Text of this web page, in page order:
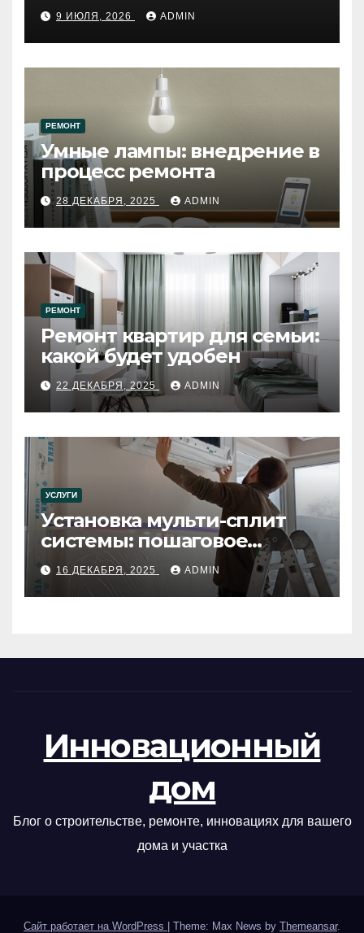
путеводитель по самому
западному городу России
9 ИЮЛЯ, 2026 ADMIN
РЕМОНТ
Умные лампы: внедрение в
процесс ремонта
28 ДЕКАБРЯ, 2025 ADMIN
РЕМОНТ
Ремонт квартир для семьи:
какой будет удобен
22 ДЕКАБРЯ, 2025 ADMIN
УСЛУГИ
Установка мульти-сплит
системы: пошаговое
руководство
16 ДЕКАБРЯ, 2025 ADMIN
Инновационный
дом
Блог о строительстве, ремонте, инновациях для вашего
дома и участка
Сайт работает на WordPress Theme: Max News by Themeansar.